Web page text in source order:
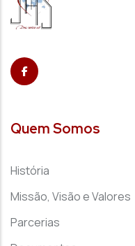
Quem Somos
História
Missão, Visão e Valores
Parcerias